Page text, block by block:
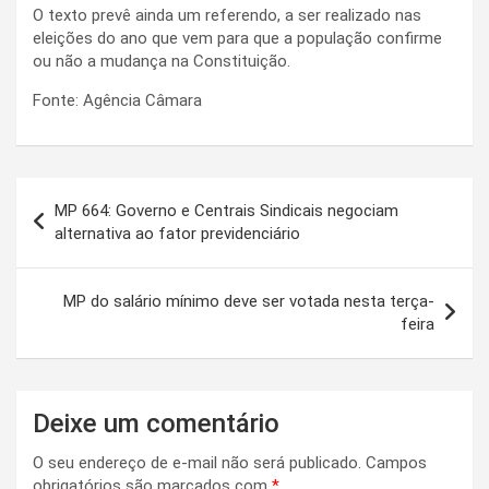
O texto prevê ainda um referendo, a ser realizado nas
eleições do ano que vem para que a população confirme
ou não a mudança na Constituição.
Fonte: Agência Câmara
de
Post
MP 664: Governo e Centrais Sindicais negociam
alternativa ao fator previdenciário
MP do salário mínimo deve ser votada nesta terça-
feira
Deixe um comentário
O seu endereço de e-mail não será publicado. Campos